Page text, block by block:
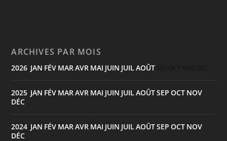
ARCHIVES PAR MOIS
2026 JAN FÉV MARAVR MAI JUIN JUILAOÛT
2025 JAN FÉV MARAVR MAI JUIN JUILAOÛTSEP OCT NOV
DÉC
2024 JAN FÉV MARAVR MAI JUIN JUILAOÛTSEP OCT NOV
DÉC